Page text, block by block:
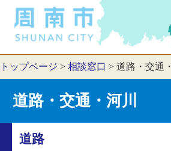
トップページ > 相談窓口 > 道路・交通
道路・交通・河川
道路